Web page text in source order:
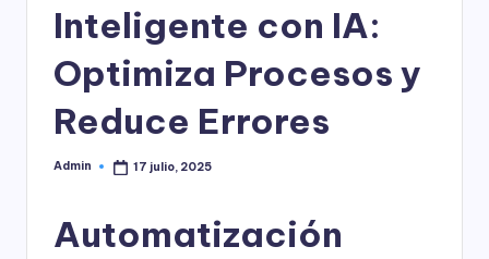
Inteligente con IA:
Optimiza Procesos y
Reduce Errores
Publicado
Admin 17 julio, 2025
Automatización